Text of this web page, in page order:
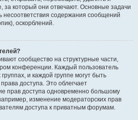
который они отвечают. Основные задачи
несоответствия содержания сообщений
оскорблений.
сообщество на структурные части,
конференции. Каждый пользователь
и каждой группе могут быть
доступа. Это облегчает
прав доступа одновременно большому
изменение модераторских прав
доступа к приватным форумам.